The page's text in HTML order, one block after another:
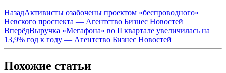
НазадАктивисты озабочены проектом «беспроводного»
Невского проспекта — Агентство Бизнес Новостей
ВперёдВыручка «Мегафона» во II квартале увеличилась на
13,9% год к году — Агентство Бизнес Новостей
Похожие статьи